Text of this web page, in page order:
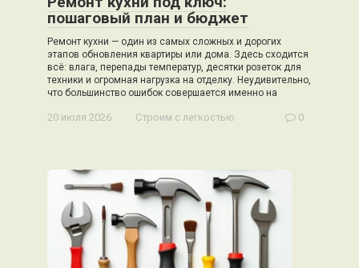
пошаговый план и бюджет
Ремонт кухни — один из самых сложных и дорогих
этапов обновления квартиры или дома. Здесь сходится
всё: влага, перепады температур, десятки розеток для
техники и огромная нагрузка на отделку. Неудивительно,
что большинство ошибок совершается именно на
20 июля 2026 Строим с легкостью 0